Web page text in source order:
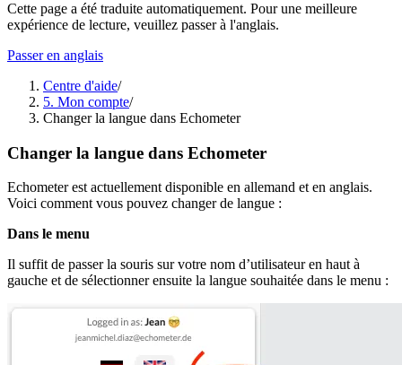
Cette page a été traduite automatiquement. Pour une meilleure
expérience de lecture, veuillez passer à l'anglais.
Passer en anglais
Centre d'aide/
5. Mon compte/
Changer la langue dans Echometer
Changer la langue dans Echometer
Echometer est actuellement disponible en allemand et en anglais.
Voici comment vous pouvez changer de langue :
Dans le menu
Il suffit de passer la souris sur votre nom d’utilisateur en haut à
gauche et de sélectionner ensuite la langue souhaitée dans le menu :